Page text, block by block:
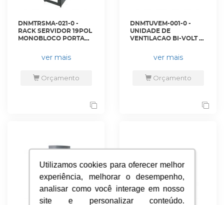
Utilizamos cookies para oferecer melhor
experiência, melhorar o desempenho,
analisar como você interage em nosso
site e personalizar conteúdo.
Utilizamos cookies para oferecer melhor
experiência, melhorar o desempenho,
analisar como você interage em nosso
site e personalizar conteúdo.
DNMTRSMA-021-0 -
RACK SERVIDOR 19POL
MONOBLOCO PORTA
800 PRETO S/ GUIAS -
DN-NRPS80 - D-NET
ver mais
Orçamento
DNMTUVEM-001-0 -
UNIDADE DE
VENTILACAO BI-VOLT 2
DESMONTAVEL) - DN-
ver mais
Orçamento